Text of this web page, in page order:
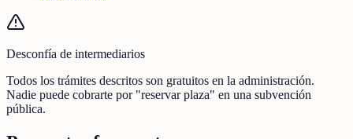
Desconfía de intermediarios
Todos los trámites descritos son gratuitos en la administración.
Nadie puede cobrarte por "reservar plaza" en una subvención
pública.